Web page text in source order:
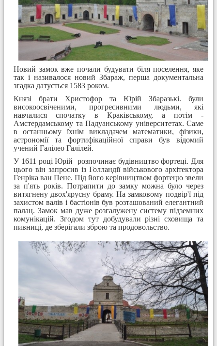
Новий замок вже почали будувати біля поселення, яке
так і називалося новий Збараж, перша документальна
згадка датується 1583 роком.
Князі брати Христофор та Юрій Збаразькі. були
високоосвіченими, прогресивними людьми, які
навчалися спочатку в Краківському, а потім -
Амстердамському та Падуанському університетах. Саме
в останньому їхнім викладачем математики, фізики,
астрономії та фортифікаційної справи був відомий
учений Галілео Галілей.
У 1611 році Юрій розпочинає будівництво фортеці. Для
цього він запросив із Голландії військового архітектора
Генріка ван Пене. Під його керівництвом фортецю звели
за п'ять років. Потрапити до замку можна було через
витягнену двох'ярусну браму. На замковому подвір'ї під
захистом валів і бастіонів був розташований елегантний
палац. Замок мав дуже розгалужену систему підземних
комунікацій. Згодом тут добудували різні сховища та
пивниці, де зберігали зброю та продовольство.